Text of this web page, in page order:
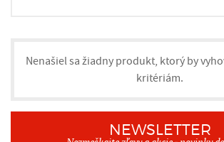
Nenašiel sa žiadny produkt, ktorý by
kritériám.
NEWSLETTER